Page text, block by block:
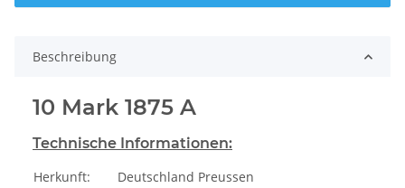
Beschreibung
10 Mark 1875 A
Technische Informationen:
Herkunft:
Deutschland Preussen